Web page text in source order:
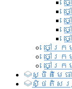
ច
ច
ច
ច
ច
ចៅក្រ
ចៅក្
ចៅក្រ
ស្ថិតិមេធ
សិ្ថតិសរុ